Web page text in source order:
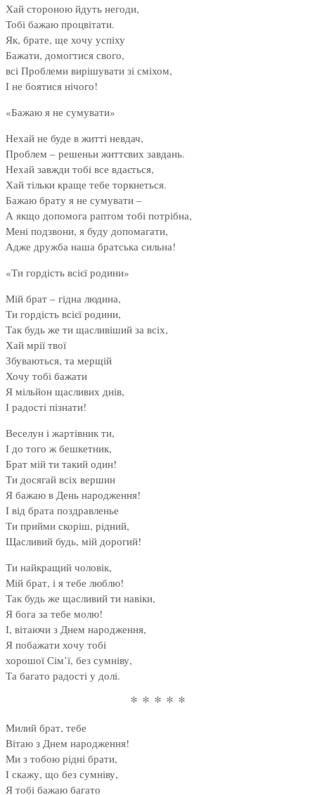
Хай стороною йдуть негоди,
Тобі бажаю процвітати.
Як, брате, ще хочу успіху
Бажати, домогтися свого,
всі Проблеми вирішувати зі сміхом,
І не боятися нічого!
«Бажаю я не сумувати»
Нехай не буде в житті невдач,
Проблем – решеньи життєвих завдань.
Нехай завжди тобі все вдається,
Хай тільки краще тебе торкнеться.
Бажаю брату я не сумувати –
А якщо допомога раптом тобі потрібна,
Мені подзвони, я буду допомагати,
Адже дружба наша братська сильна!
«Ти гордість всієї родини»
Мій брат – гідна людина,
Ти гордість всієї родини,
Так будь же ти щасливіший за всіх,
Хай мрії твої
Збуваються, та мерщій
Хочу тобі бажати
Я мільйон щасливих днів,
І радості пізнати!
Веселун і жартівник ти,
І до того ж бешкетник,
Брат мій ти такий один!
Ти досягай всіх вершин
Я бажаю в День народження!
І від брата поздравленье
Ти прийми скоріш, рідний,
Щасливий будь, мій дорогий!
Ти найкращий чоловік,
Мій брат, і я тебе люблю!
Так будь же щасливий ти навіки,
Я бога за тебе молю!
І, вітаючи з Днем народження,
Я побажати хочу тобі
хорошої Сім’ї, без сумніву,
Та багато радості у долі.
* * * * *
Милий брат, тебе
Вітаю з Днем народження!
Ми з тобою рідні брати,
І скажу, що без сумніву,
Я тобі бажаю багато